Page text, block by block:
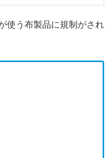
使う布製品に規制がされ